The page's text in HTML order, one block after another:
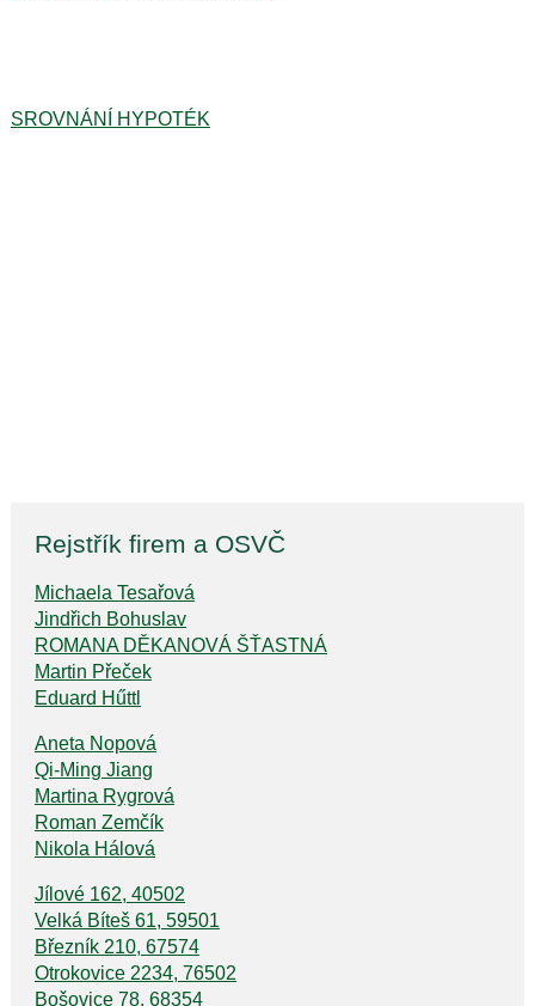
SROVNÁNÍ HYPOTÉK
Rejstřík firem a OSVČ
Michaela Tesařová
Jindřich Bohuslav
ROMANA DĚKANOVÁ ŠŤASTNÁ
Martin Přeček
Eduard Hűttl
Aneta Nopová
Qi-Ming Jiang
Martina Rygrová
Roman Zemčík
Nikola Hálová
Jílové 162, 40502
Velká Bíteš 61, 59501
Březník 210, 67574
Otrokovice 2234, 76502
Bošovice 78, 68354